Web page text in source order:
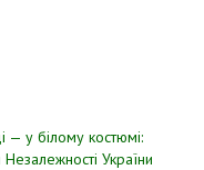
— у білому костюмі:
України